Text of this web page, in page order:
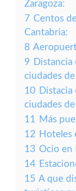
Zaragoza:
7 Centos
Cantabria:
8
9
ciudades
10
ciudades
11 Más
12 Hoteles
13 Ocio en
14
15 A que